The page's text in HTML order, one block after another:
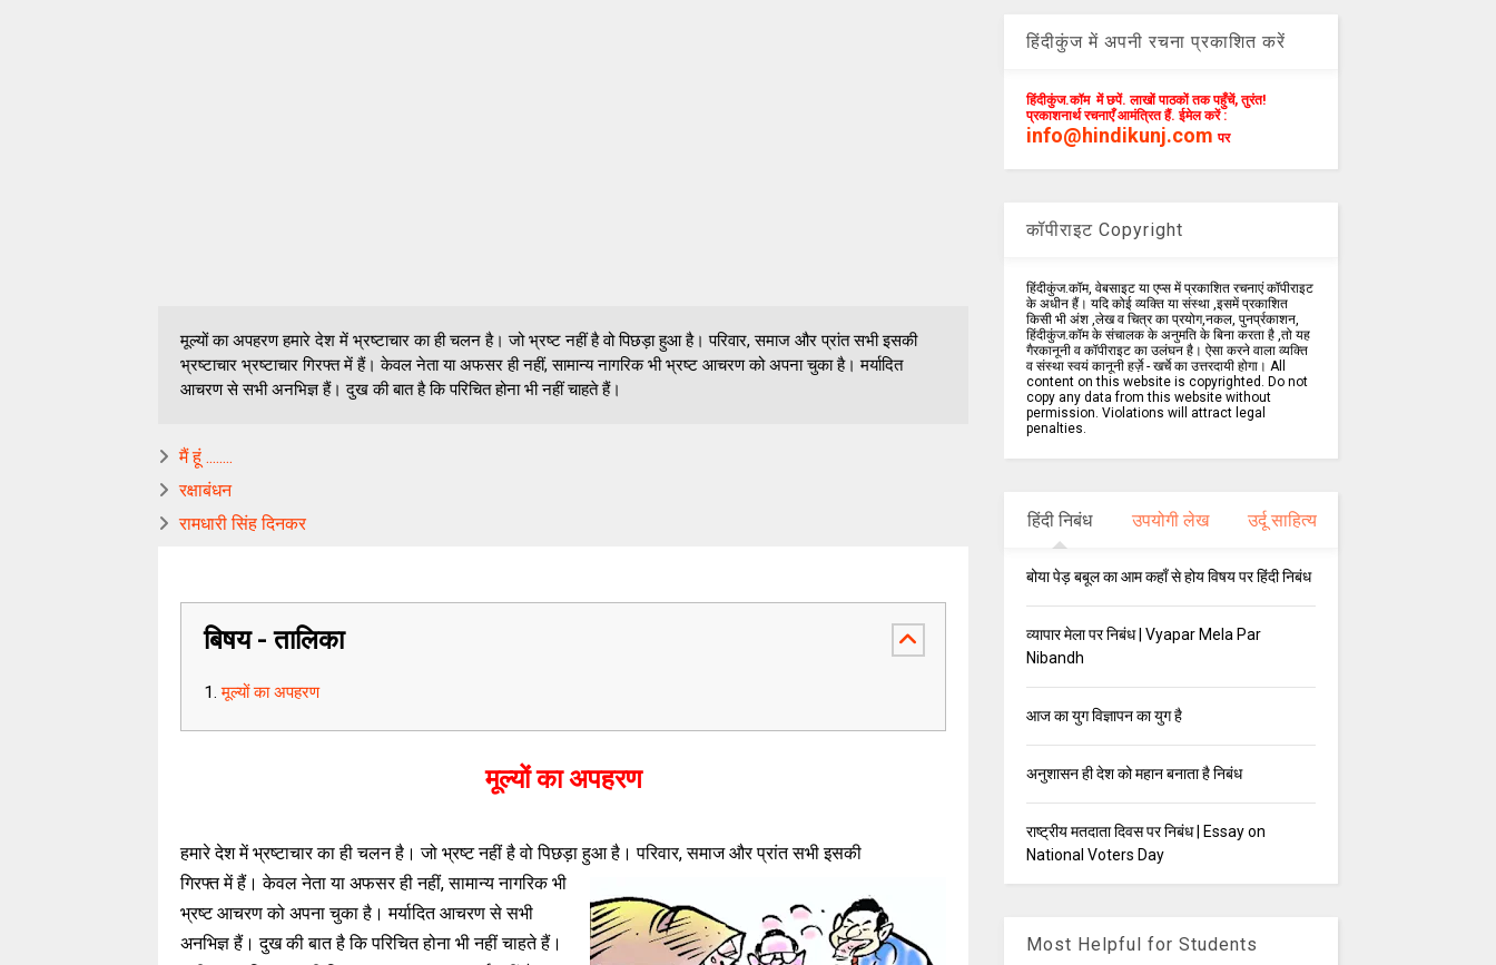
मूल्यों का अपहरण हमारे देश में भ्रष्टाचार का ही चलन है। जो भ्रष्ट नहीं है वो पिछड़ा हुआ है। परिवार, समाज और प्रांत सभी इसकी
भ्रष्टाचार भ्रष्टाचार गिरफ्त में हैं। केवल नेता या अफसर ही नहीं, सामान्य नागरिक भी भ्रष्ट आचरण को अपना चुका है। मर्यादित
आचरण से सभी अनभिज्ञ हैं। दुख की बात है कि परिचित होना भी नहीं चाहते हैं।
मैं हूं ........
रक्षाबंधन
रामधारी सिंह दिनकर
बिषय - तालिका
मूल्यों का अपहरण
मूल्यों का अपहरण
हमारे देश में भ्रष्टाचार का ही चलन है। जो भ्रष्ट नहीं है वो पिछड़ा हुआ है। परिवार, समाज और प्रांत सभी इसकी
गिरफ्त में हैं। केवल नेता या अफसर ही नहीं, सामान्य नागरिक भी
भ्रष्ट आचरण को अपना चुका है। मर्यादित आचरण से सभी
अनभिज्ञ हैं। दुख की बात है कि परिचित होना भी नहीं चाहते हैं।
हिंदीकुंज में अपनी रचना प्रकाशित करें
हिंदीकुंज.कॉम में छपें. लाखों पाठकों तक पहुँचें, तुरंत!
प्रकाशनार्थ रचनाएँ आमंत्रित हैं. ईमेल करें :
info@hindikunj.com पर
कॉपीराइट Copyright
हिंदीकुंज.कॉम, वेबसाइट या एप्स में प्रकाशित रचनाएं कॉपीराइट
के अधीन हैं। यदि कोई व्यक्ति या संस्था ,इसमें प्रकाशित
किसी भी अंश ,लेख व चित्र का प्रयोग,नकल, पुनर्प्रकाशन,
हिंदीकुंज.कॉम के संचालक के अनुमति के बिना करता है ,तो यह
गैरकानूनी व कॉपीराइट का उलंघन है। ऐसा करने वाला व्यक्ति
व संस्था स्वयं कानूनी हर्ज़े - खर्चे का उत्तरदायी होगा। All
content on this website is copyrighted. Do not
copy any data from this website without
permission. Violations will attract legal
penalties.
हिंदी निबंध उपयोगी लेख उर्दू साहित्य
बोया पेड़ बबूल का आम कहाँ से होय विषय पर हिंदी निबंध
व्यापार मेला पर निबंध | Vyapar Mela Par
Nibandh
आज का युग विज्ञापन का युग है
अनुशासन ही देश को महान बनाता है निबंध
राष्ट्रीय मतदाता दिवस पर निबंध | Essay on
National Voters Day
Most Helpful for Students